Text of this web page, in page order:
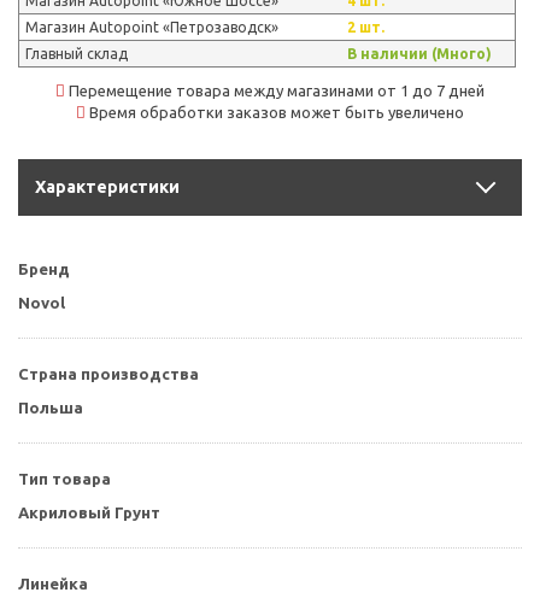
Магазин Autopoint «Петрозаводск»
2 шт.
Главный склад
В наличии (Много)
Перемещение товара между магазинами от 1 до 7 дней
Время обработки заказов может быть увеличено
Характеристики
Бренд
Novol
Страна производства
Польша
Тип товара
Акриловый Грунт
Линейка